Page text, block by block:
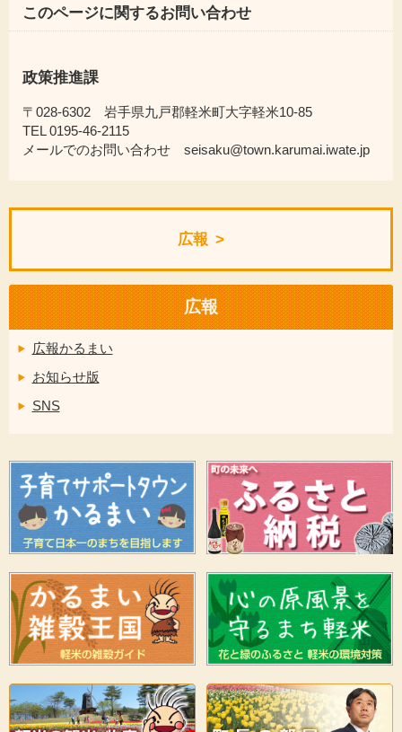
このページに関するお問い合わせ
政策推進課
〒028-6302 岩手県九戸郡軽米町大字軽米10-85
TEL 0195-46-2115
メールでのお問い合わせ seisaku@town.karumai.iwate.jp
広報
広報
広報かるまい
お知らせ版
SNS